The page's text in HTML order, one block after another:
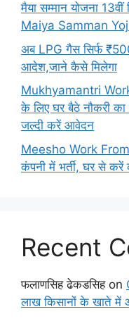
मैया सम्मान योजना 13वीं
Maiya Samman
अब LPG गैस सिर्फ
आदेश,जाने कैसे मिलेगा
Mukhyamantri
के लिए घर बैठे नौकरी का
जल्दी करें आवेदन
Meesho Work From
कंपनी में भर्ती, घर से
Recent
फलाणसिह ढेकडसिहon
लाख किसानों के खाते